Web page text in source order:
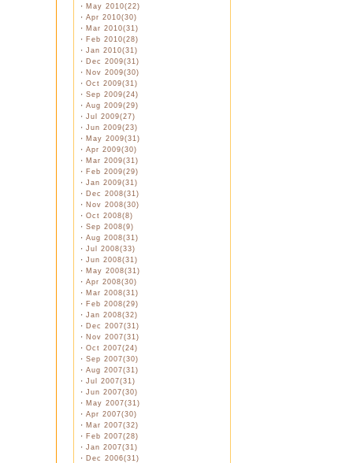
・ May 2010(22)
・ Apr 2010(30)
・ Mar 2010(31)
・ Feb 2010(28)
・ Jan 2010(31)
・ Dec 2009(31)
・ Nov 2009(30)
・ Oct 2009(31)
・ Sep 2009(24)
・ Aug 2009(29)
・ Jul 2009(27)
・ Jun 2009(23)
・ May 2009(31)
・ Apr 2009(30)
・ Mar 2009(31)
・ Feb 2009(29)
・ Jan 2009(31)
・ Dec 2008(31)
・ Nov 2008(30)
・ Oct 2008(8)
・ Sep 2008(9)
・ Aug 2008(31)
・ Jul 2008(33)
・ Jun 2008(31)
・ May 2008(31)
・ Apr 2008(30)
・ Mar 2008(31)
・ Feb 2008(29)
・ Jan 2008(32)
・ Dec 2007(31)
・ Nov 2007(31)
・ Oct 2007(24)
・ Sep 2007(30)
・ Aug 2007(31)
・ Jul 2007(31)
・ Jun 2007(30)
・ May 2007(31)
・ Apr 2007(30)
・ Mar 2007(32)
・ Feb 2007(28)
・ Jan 2007(31)
・ Dec 2006(31)